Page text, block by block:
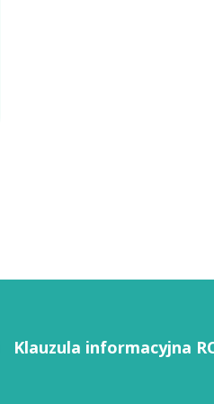
Klauzula informacyjna